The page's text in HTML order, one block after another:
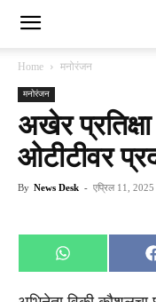
Home मनोरंजन
मनोरंजन
अखेर
ओटीटीवर
By News Desk - एप्रिल 11, 2025
Share
on
WhatsApp